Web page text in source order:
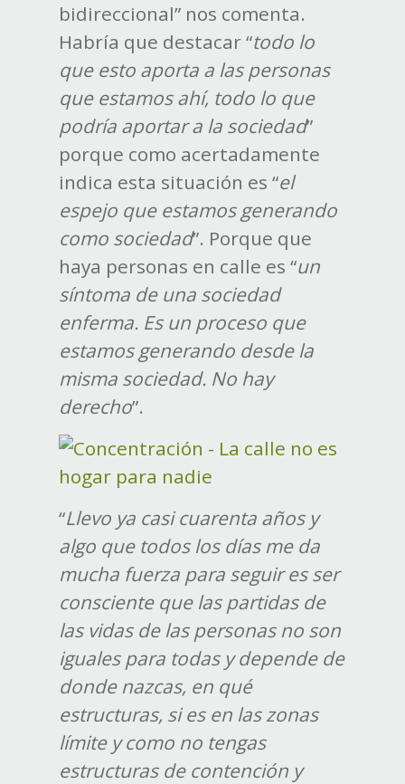
bidireccional” nos comenta.
Habría que destacar “todo lo
que esto aporta a las personas
que estamos ahí, todo lo que
podría aportar a la sociedad”
porque como acertadamente
indica esta situación es “el
espejo que estamos generando
como sociedad”. Porque que
haya personas en calle es “un
síntoma de una sociedad
enferma. Es un proceso que
estamos generando desde la
misma sociedad. No hay
derecho”.
“Llevo ya casi cuarenta años y
algo que todos los días me da
mucha fuerza para seguir es ser
consciente que las partidas de
las vidas de las personas no son
iguales para todas y depende de
donde nazcas, en qué
estructuras, si es en las zonas
límite y como no tengas
estructuras de contención y